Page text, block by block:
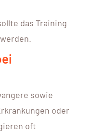
das Training
sowie
oder
oft